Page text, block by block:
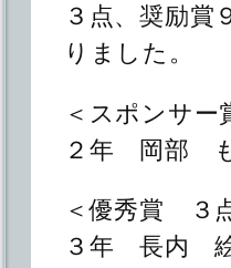
３点、奨励賞
りました。
＜スポンサ
２年 岡部
＜優秀賞 ３
３年 長内 絵